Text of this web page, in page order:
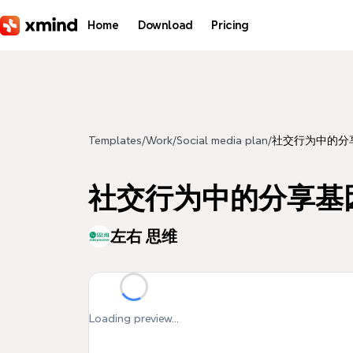
Home Download Pricing
Templates/Work/Social media plan/社交行为中的分
社交行为中的分享基
左右 思维
Loading preview...